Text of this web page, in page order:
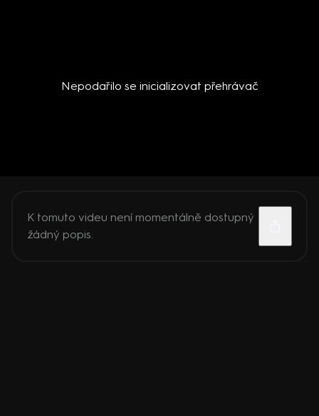
Nepodařilo se inicializovat přehrávač
K tomuto videu není momentálně dostupný
žádný popis.